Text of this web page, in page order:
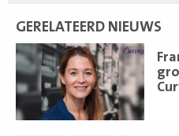
GERELATEERD NIEUWS
Lees
meer